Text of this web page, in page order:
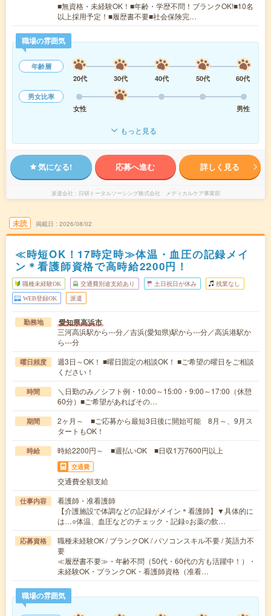
■無資格・未経験OK！■年齢・学歴不問！ブランクOK!■10名
以上採用予定！■履歴書不要■社会保険完…
職場の雰囲気
年齢層
20代
30代 40代 50代
60代
男女比率
女性
男性
もっと見る
気になる! 応募へ進む 詳しく見る
派遣会社 日研トータルソーシング株式会社 メディカルケア事業部
未読 掲載日 2026/08/02
≪時短OK！17時定時≫体温・血圧の記録メイ
ン＊看護師資格で高時給2200円！
職種未経験OK 交通費別途支給あり 土日祝日が休み 残業なし
WEB登録OK 派遣
勤務地 愛知県高浜市
三河高浜駅から---分／吉浜(愛知県)駅から---分／高浜港駅か
ら---分
曜日頻度
週3日～OK！ ■曜日固定の相談OK！ ■ご希望の曜日をご相談
ください！
時間
＼日勤のみ／シフト例・10:00～15:00・9:00～17:00（休憩
60分）■ご希望があればその…
期間
2ヶ月～ ■ご応募から最短3日後に開始可能 8月～、9月ス
タートもOK！
時給 時給2200円～ ■週払いOK ■日収1万7600円以上
交通費
交通費全額支給
仕事内容
看護師・准看護師
【介護施設で体調などの記録がメイン＊看護師】▼具体的に
は…○体温、血圧などのチェック・記録○お薬の飲…
応募資格
職種未経験OK / ブランクOK / パソコンスキル不要 / 英語力不
要
≪履歴書不要≫・年齢不問（50代・60代の方も活躍中！）・
未経験OK・ブランクOK・看護師資格（准看…
職場の雰囲気